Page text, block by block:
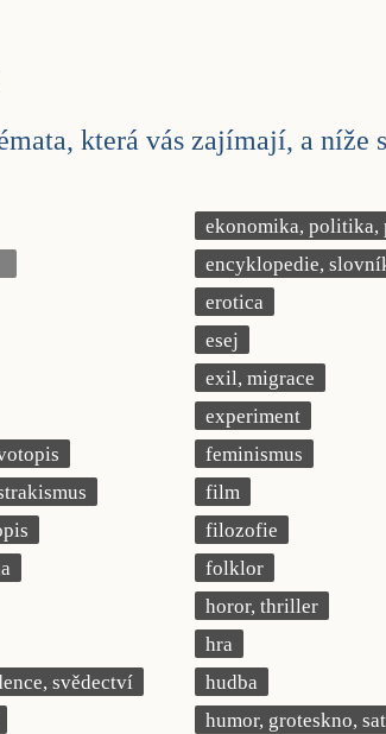
která vás zajímají, a níže
svědectví
ekonomika, politika,
encyklopedie,
erotica
esej
exil, migrace
experiment
feminismus
film
filozofie
folklor
horor, thriller
hra
hudba
humor, groteskno,